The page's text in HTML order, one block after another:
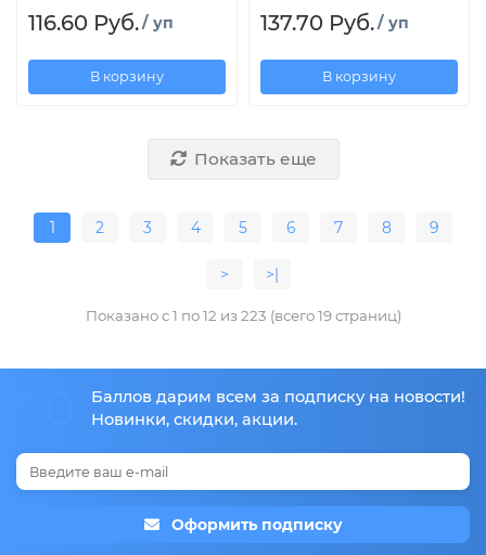
116.60 Руб./ уп
В корзину
137.70 Руб./ уп
В корзину
Показать еще
1 2 3 4 5 6 7 8 9
> >|
Показано с 1 по 12 из 223 (всего 19 страниц)
Баллов дарим всем за подписку на новости!
Новинки, скидки, акции.
Оформить подписку